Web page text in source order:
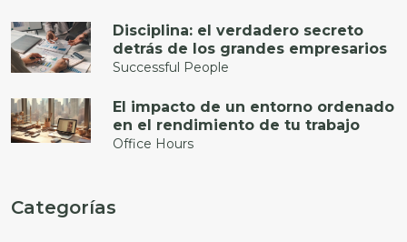
Disciplina: el verdadero secreto
detrás de los grandes empresarios
Successful People
El impacto de un entorno ordenado
en el rendimiento de tu trabajo
Office Hours
Categorías